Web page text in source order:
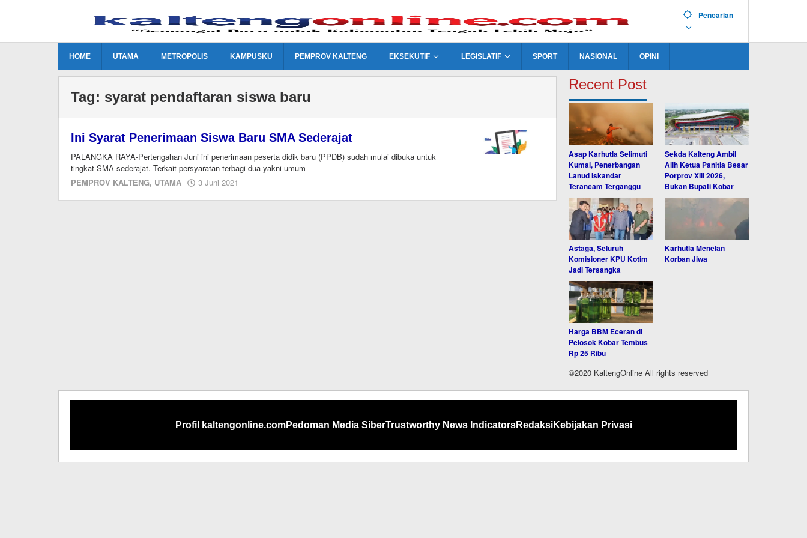
Pencarian
HOME UTAMA METROPOLIS KAMPUSKU PEMPROV KALTENG EKSEKUTIF LEGISLATIF SPORT NASIONAL OPINI
Tag: syarat pendaftaran siswa baru
Ini Syarat Penerimaan Siswa Baru SMA Sederajat
PALANGKA RAYA-Pertengahan Juni ini penerimaan peserta didik baru (PPDB) sudah mulai dibuka untuk
tingkat SMA sederajat. Terkait persyaratan terbagi dua yakni umum
PEMPROV KALTENG, UTAMA 3 Juni 2021
kaltengonline.com
Recent Post
Asap Karhutla Selimuti
Kumai, Penerbangan
Lanud Iskandar
Terancam Terganggu
Sekda Kalteng Ambil
Alih Ketua Panitia Besar
Porprov XIII 2026,
Bukan Bupati Kobar
Astaga, Seluruh
Komisioner KPU Kotim
Jadi Tersangka
Karhutla Menelan
Korban Jiwa
Harga BBM Eceran di
Pelosok Kobar Tembus
Rp 25 Ribu
©2020 KaltengOnline All rights reserved
Profil kaltengonline.comPedoman Media SiberTrustworthy News IndicatorsRedaksiKebijakan Privasi